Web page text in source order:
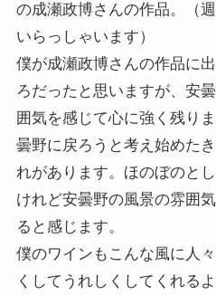
の成瀬政博さんの作品。（
いらっしゃいます）
僕が成瀬政博さんの作品に
ろだったと思いますが、安
囲気を感じて心に強く残り
曇野に戻ろうと考え始めた
れがあります。ほのぼのと
けれど安曇野の風景の雰囲
ると感じます。
僕のワインもこんな風に人
くしてうれしくしてくれる